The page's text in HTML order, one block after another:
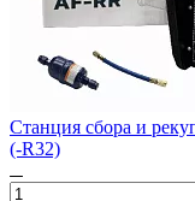
Станция сбора и
(-R32)